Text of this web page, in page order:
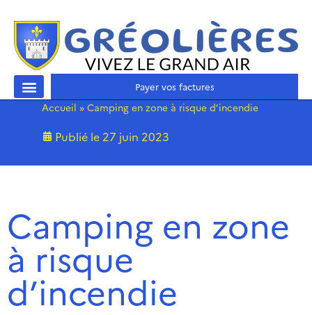
Payer vos factures
Accueil » Camping en zone à risque d’incendie
Publié le 27 juin 2023
Camping en zone
à risque
d’incendie